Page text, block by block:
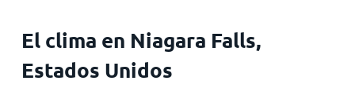
El clima en Niagara Falls,
Estados Unidos